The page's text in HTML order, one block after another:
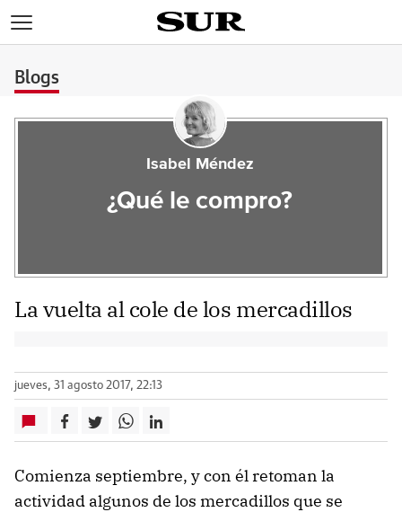
Blogs
Isabel Méndez
¿Qué le compro?
La vuelta al cole de los mercadillos
jueves, 31 agosto 2017, 22:13
Comienza septiembre, y con él retoman la
actividad algunos de los mercadillos que se